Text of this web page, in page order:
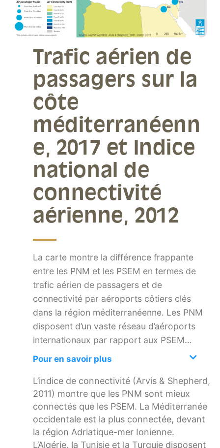
Trafic aérien de
passagers sur la
côte
méditerranéenn
e, 2017 et Indice
national de
connectivité
aérienne, 2012
La carte montre la différence frappante
entre les PNM et les PSEM en termes de
trafic aérien de passagers et de
connectivité par aéroports côtiers clés
dans la région méditerranéenne. Les PNM
disposent d’un vaste réseau d’aéroports
internationaux par rapport aux PSEM…
Pour en savoir plus
L’indice de connectivité (Arvis & Shepherd,
2011) montre que les PNM sont mieux
connectés que les PSEM. La Méditerranée
occidentale est la plus connectée, devant
la région Adriatique-mer Ionienne.
L’Algérie, la Tunisie et la Turquie disposent